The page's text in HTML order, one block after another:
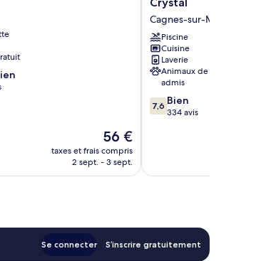
Le
nouveau
prix
56 €
taxes et frais compris
2 sept. - 3 sept.
Résidence
Le
Crystal
Cagnes-
sur-
Mer
Cagnes-sur-Mer
Piscine
Cuisine
Laverie
Animaux de compagnie
admis
7.6
sur
7,6 Bien
334 avis
Se connecter S’inscrire gratuitement